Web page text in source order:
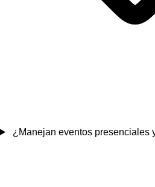
¿Manejan eventos presenciales